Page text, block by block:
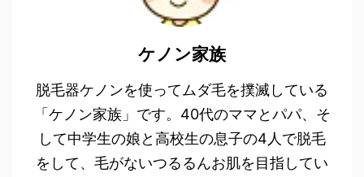
ケノン家族
脱毛器ケノンを使ってムダ毛を撲滅している
「ケノン家族」です。40代のママとパパ、そ
して中学生の娘と高校生の息子の4人で脱毛
をして、毛がないつるるんお肌を目指してい